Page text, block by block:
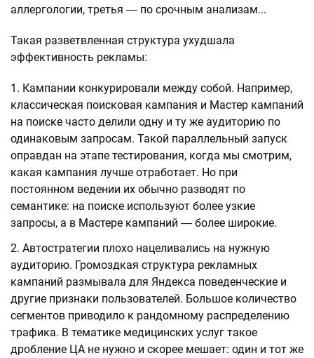
аллергологии, третья ― по срочным анализам...
Такая разветвленная структура ухудшала
эффективность рекламы:
Кампании конкурировали между собой. Например,
классическая поисковая кампания и Мастер кампаний
на поиске часто делили одну и ту же аудиторию по
одинаковым запросам. Такой параллельный запуск
оправдан на этапе тестирования, когда мы смотрим,
какая кампания лучше отработает. Но при
постоянном ведении их обычно разводят по
семантике: на поиске используют более узкие
запросы, а в Мастере кампаний ― более широкие.
Автостратегии плохо нацеливались на нужную
аудиторию. Громоздкая структура рекламных
кампаний размывала для Яндекса поведенческие и
другие признаки пользователей. Большое количество
сегментов приводило к рандомному распределению
трафика. В тематике медицинских услуг такое
дробление ЦА не нужно и скорее мешает: один и тот же